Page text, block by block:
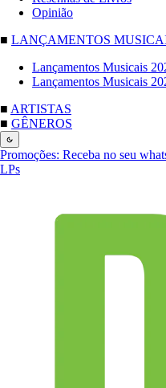
Opinião
■ LANÇAMENTOS
Lançamentos Musicais
Lançamentos Musicais
■ ARTISTAS
■ GÊNEROS
Promoções: Receba no seu
LPs